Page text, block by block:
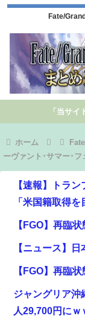
Fate/
「当サ
ホーム
ーヴァント･サマー･
【速報】トラ
「米国籍取得
【FGO】再臨
【ニュース】
【FGO】再臨
ジャングリア沖
人29,700円にｗ